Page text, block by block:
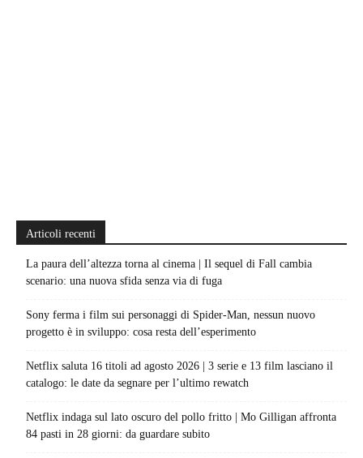
Articoli recenti
La paura dell’altezza torna al cinema | Il sequel di Fall cambia
scenario: una nuova sfida senza via di fuga
Sony ferma i film sui personaggi di Spider-Man, nessun nuovo
progetto è in sviluppo: cosa resta dell’esperimento
Netflix saluta 16 titoli ad agosto 2026 | 3 serie e 13 film lasciano il
catalogo: le date da segnare per l’ultimo rewatch
Netflix indaga sul lato oscuro del pollo fritto | Mo Gilligan affronta
84 pasti in 28 giorni: da guardare subito